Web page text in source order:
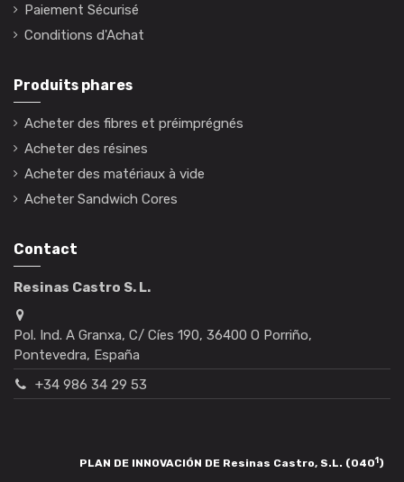
Paiement Sécurisé
Conditions d'Achat
Produits phares
Acheter des fibres et préimprégnés
Acheter des résines
Acheter des matériaux à vide
Acheter Sandwich Cores
Contact
Resinas Castro S. L.
Pol. Ind. A Granxa, C/ Cíes 190, 36400 O Porriño,
Pontevedra, España
+34 986 34 29 53
PLAN DE INNOVACIÓN DE Resinas Castro, S.L. (0401)